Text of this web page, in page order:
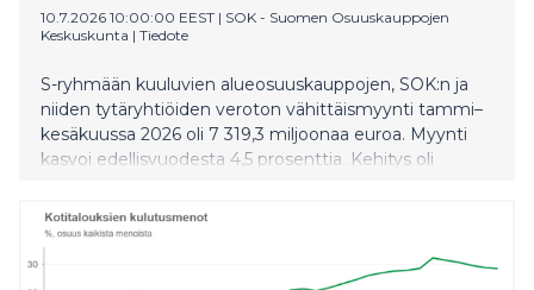
10.7.2026 10:00:00 EEST | SOK - Suomen Osuuskauppojen
Keskuskunta | Tiedote
S-ryhmään kuuluvien alueosuuskauppojen, SOK:n ja
niiden tytäryhtiöiden veroton vähittäismyynti tammi–
kesäkuussa 2026 oli 7 319,3 miljoonaa euroa. Myynti
kasvoi edellisvuodesta 4,5 prosenttia. Kehitys oli
marketkaupassa.